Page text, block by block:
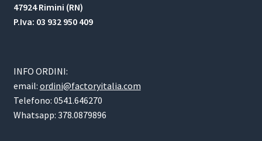
47924 Rimini (RN)
P.Iva: 03 932 950 409
INFO ORDINI:
email: ordini@factoryitalia.com
Telefono: 0541.646270
Whatsapp: 378.0879896